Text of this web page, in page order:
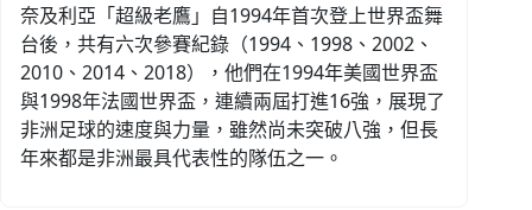
奈及利亞「超級老鷹」自1994年首次登上世界盃舞
台後，共有六次參賽紀錄（1994、1998、2002、
2010、2014、2018），他們在1994年美國世界盃
與1998年法國世界盃，連續兩屆打進16強，展現了
非洲足球的速度與力量，雖然尚未突破八強，但長
年來都是非洲最具代表性的隊伍之一。